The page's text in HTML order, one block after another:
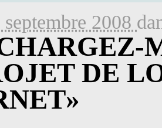
septembre 2008
DE